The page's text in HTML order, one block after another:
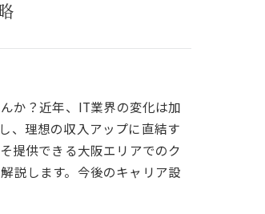
か？近年、IT業界の変化は加
、理想の収入アップに直結す
提供できる大阪エリアでのク
説します。今後のキャリア設